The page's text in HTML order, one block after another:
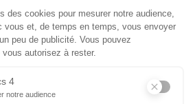
Orchidées Le Bourg Nouveau
LE RHEU - FRANCE
+33 2 99 14 64 81
À NOTRE NEWSLETTER